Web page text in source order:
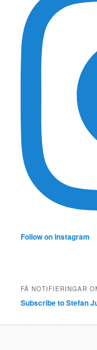
Follow on Instagram
FÅ NOTIFIERINGAR
Subscribe to Stefan